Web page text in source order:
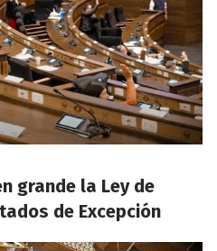
grande la Ley de
de Excepción